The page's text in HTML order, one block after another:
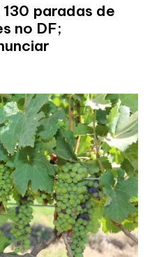
paradas de
no DF;